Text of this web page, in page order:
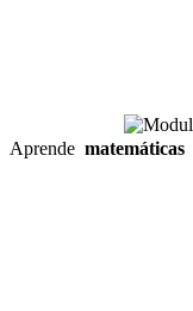
Aprende matemáticas